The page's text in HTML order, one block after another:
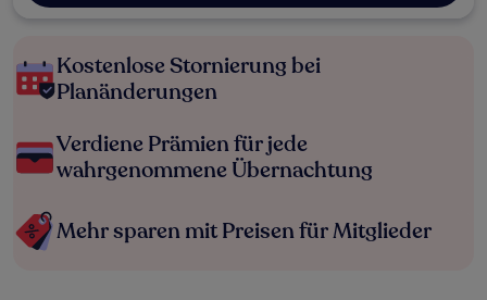
Kostenlose Stornierung bei
Planänderungen
Verdiene Prämien für jede
wahrgenommene Übernachtung
Mehr sparen mit Preisen für Mitglieder